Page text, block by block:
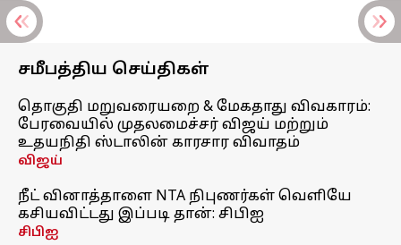
சமீபத்திய செய்திகள்
தொகுதி மறுவரையறை & மேகதாது விவகாரம்:
பேரவையில் முதலமைச்சர் விஜய் மற்றும்
உதயநிதி ஸ்டாலின் காரசார விவாதம்
விஜய்
நீட் வினாத்தாளை NTA நிபுணர்கள் வெளியே
கசியவிட்டது இப்படி தான்: சிபிஐ
சிபிஐ